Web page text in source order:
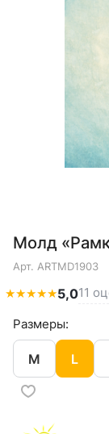
Молд
Арт. ARTMD1903
★★★★★5,011
Размеры:
M L